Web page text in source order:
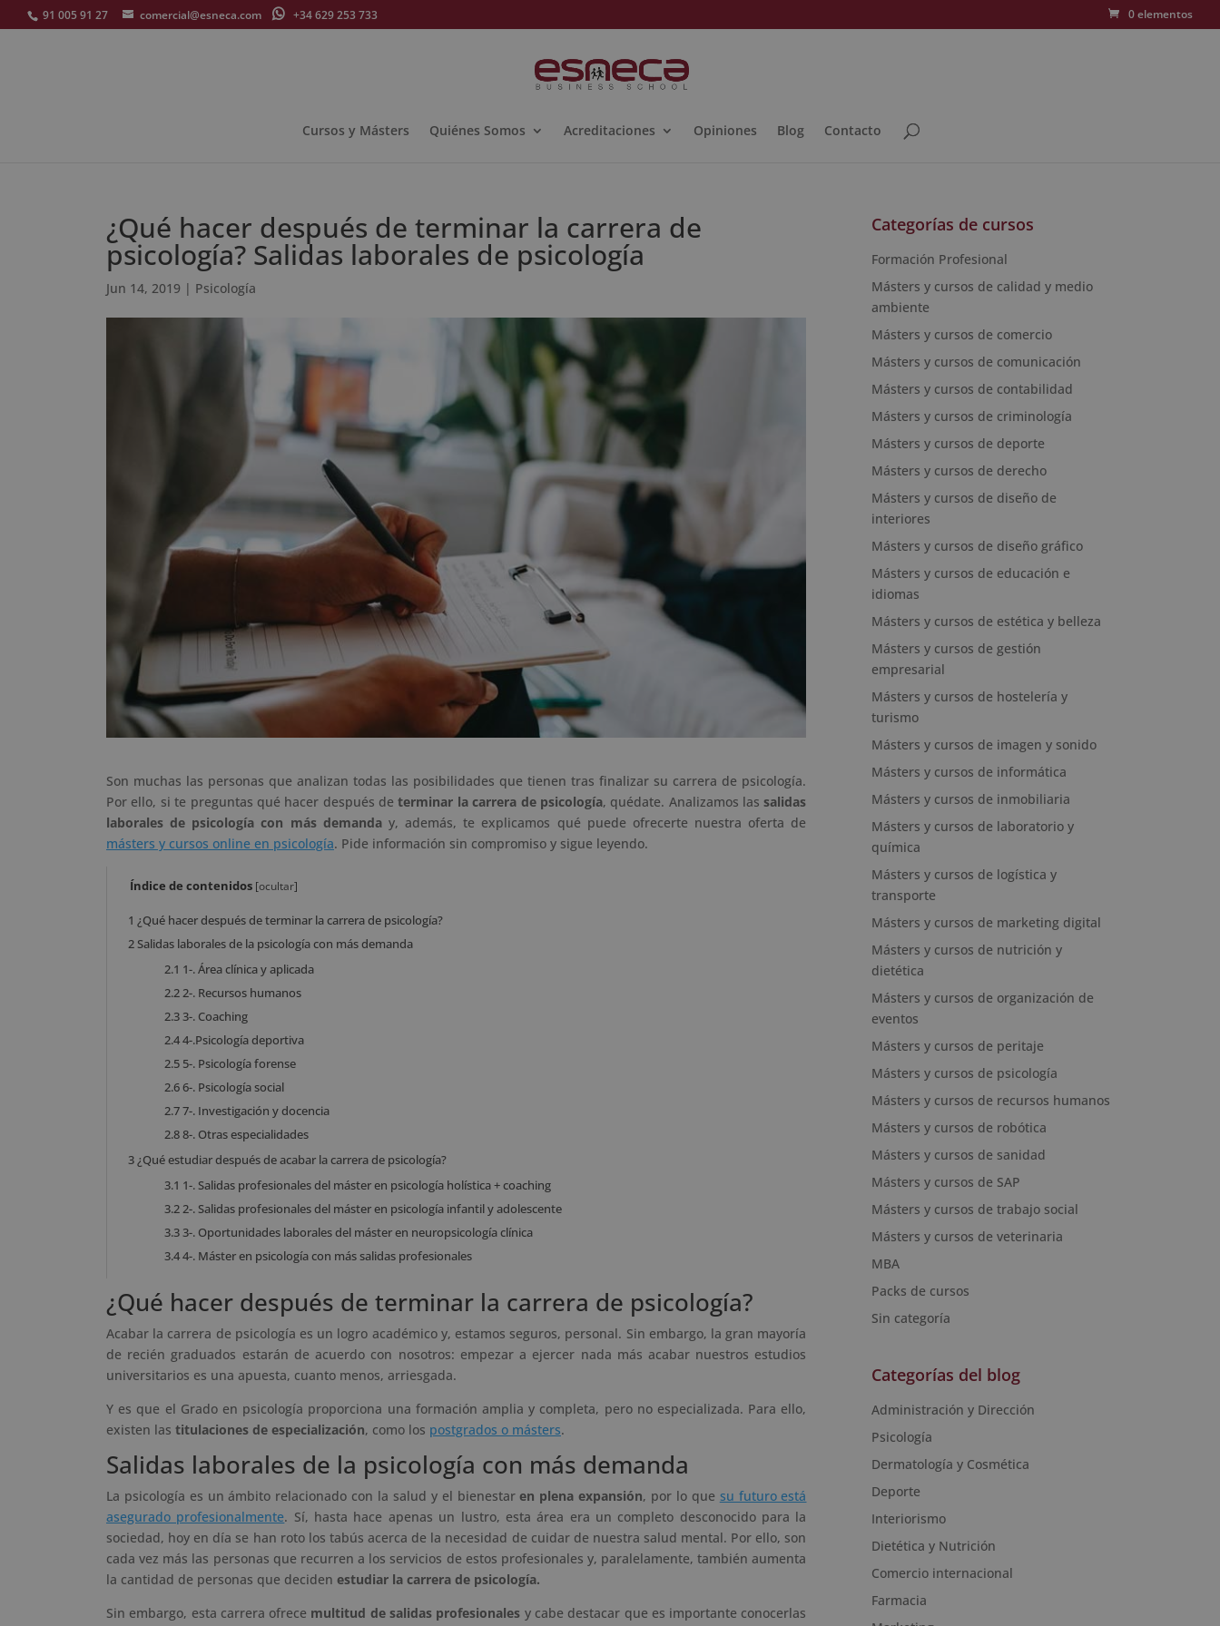
91 005 91 27 comercial@esneca.com +34 629 253 733 0 elementos
Cursos y Másters Quiénes Somos Acreditaciones Opiniones Blog Contacto
¿Qué hacer después de terminar la carrera de
psicología? Salidas laborales de psicología
Jun 14, 2019 | Psicología
Son muchas las personas que analizan todas las posibilidades que tienen tras finalizar su carrera de psicología.
Por ello, si te preguntas qué hacer después de terminar la carrera de psicología, quédate. Analizamos lassalidas
laborales de psicología con más demanday, además, te explicamos qué puede ofrecerte nuestra oferta de
másters y cursos online en psicología. Pide información sin compromiso y sigue leyendo.
Índice de contenidos [ocultar]
1 ¿Qué hacer después de terminar la carrera de psicología?
2 Salidas laborales de la psicología con más demanda
2.1 1-. Área clínica y aplicada
2.22-. Recursos humanos
2.33-. Coaching
2.44-.Psicología deportiva
2.5 5-. Psicología forense
2.66-. Psicología social
2.77-. Investigación y docencia
2.88-. Otras especialidades
3¿Qué estudiar después de acabar la carrera de psicología?
3.1 1-. Salidas profesionales del máster en psicología holística + coaching
3.22-. Salidas profesionales del máster en psicología infantil y adolescente
3.33-. Oportunidades laborales del máster en neuropsicología clínica
3.44-. Máster en psicología con más salidas profesionales
¿Qué hacer después de terminar la carrera de psicología?
Acabar la carrera de psicología es un logro académico y, estamos seguros, personal. Sin embargo, la gran mayoría
de recién graduados estarán de acuerdo con nosotros: empezar a ejercer nada más acabar nuestros estudios
universitarios es una apuesta, cuanto menos, arriesgada.
Y es que el Grado en psicología proporciona una formación amplia y completa, pero no especializada. Para ello,
existen las titulaciones de especialización, como los postgrados o másters.
Salidas laborales de la psicología con más demanda
La psicología es un ámbito relacionado con la salud y el bienestaren plena expansión, por lo que su futuro está
asegurado profesionalmente. Sí, hasta hace apenas un lustro, esta área era un completo desconocido para la
sociedad, hoy en día se han roto los tabús acerca de la necesidad de cuidar de nuestra salud mental. Por ello, son
cada vez más las personas que recurren a los servicios de estos profesionales y, paralelamente, también aumenta
la cantidad de personas que deciden estudiar la carrera de psicología.
Sin embargo, esta carrera ofrece multitud de salidas profesionales y cabe destacar que es importante conocerlas
Categorías de cursos
Formación Profesional
Másters y cursos de calidad y medio
ambiente
Másters y cursos de comercio
Másters y cursos de comunicación
Másters y cursos de contabilidad
Másters y cursos de criminología
Másters y cursos de deporte
Másters y cursos de derecho
Másters y cursos de diseño de
interiores
Másters y cursos de diseño gráfico
Másters y cursos de educación e
idiomas
Másters y cursos de estética y belleza
Másters y cursos de gestión
empresarial
Másters y cursos de hostelería y
turismo
Másters y cursos de imagen y sonido
Másters y cursos de informática
Másters y cursos de inmobiliaria
Másters y cursos de laboratorio y
química
Másters y cursos de logística y
transporte
Másters y cursos de marketing digital
Másters y cursos de nutrición y
dietética
Másters y cursos de organización de
eventos
Másters y cursos de peritaje
Másters y cursos de psicología
Másters y cursos de recursos humanos
Másters y cursos de robótica
Másters y cursos de sanidad
Másters y cursos de SAP
Másters y cursos de trabajo social
Másters y cursos de veterinaria
MBA
Packs de cursos
Sin categoría
Categorías del blog
Administración y Dirección
Psicología
Dermatología y Cosmética
Deporte
Interiorismo
Dietética y Nutrición
Comercio internacional
Farmacia